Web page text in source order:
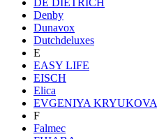
Denby
Dunavox
Dutchdeluxes
E
EASY LIFE
EISCH
Elica
EVGENIYA KRYUKOVA
F
Falmec